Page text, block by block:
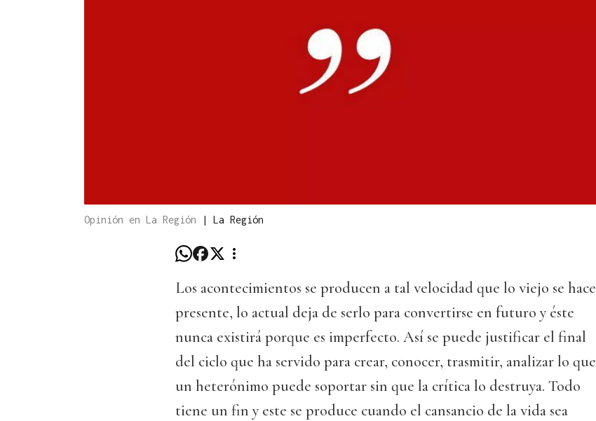
Opinión en La Región | La Región
Los acontecimientos se producen a tal velocidad que lo viejo se hace
presente, lo actual deja de serlo para convertirse en futuro y éste
nunca existirá porque es imperfecto. Así se puede justificar el final
del ciclo que ha servido para crear, conocer, trasmitir, analizar lo que
un heterónimo puede soportar sin que la crítica lo destruya. Todo
tiene un fin y este se produce cuando el cansancio de la vida sea